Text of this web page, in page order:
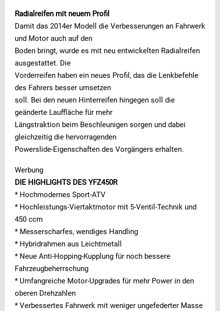
Radialreifen mit neuem Profil
Damit das 2014er Modell die Verbesserungen an Fahrwerk
und Motor auch auf den
Boden bringt, wurde es mit neu entwickelten Radialreifen
ausgestattet. Die
Vorderreifen haben ein neues Profil, das die Lenkbefehle
des Fahrers besser umsetzen
soll. Bei den neuen Hinterreifen hingegen soll die
geänderte Lauffläche für mehr
Längstraktion beim Beschleunigen sorgen und dabei
gleichzeitig die hervorragenden
Powerslide-Eigenschaften des Vorgängers erhalten.
Werbung
DIE HIGHLIGHTS DES YFZ450R
* Hochmodernes Sport-ATV
* Hochleistungs-Viertaktmotor mit 5-Ventil-Technik und
450 ccm
* Messerscharfes, wendiges Handling
* Hybridrahmen aus Leichtmetall
* Neue Anti-Hopping-Kupplung für noch bessere
Fahrzeugbeherrschung
* Umfangreiche Motor-Upgrades für mehr Power in den
oberen Drehzahlen
* Verbessertes Fahrwerk mit weniger ungefederter Masse